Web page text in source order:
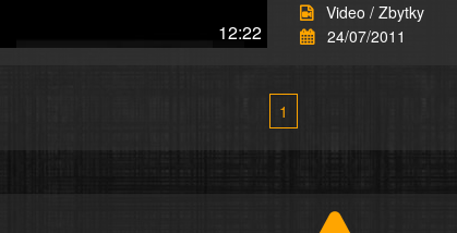
12:22
Video / Zbytky
24/07/2011
1